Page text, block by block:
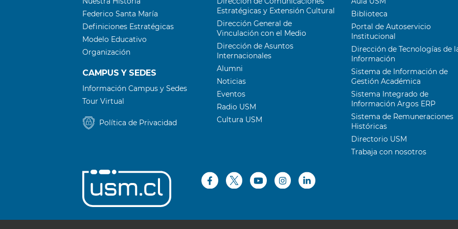
Federico Santa María
Definiciones Estratégicas
Modelo Educativo
Organización
CAMPUS Y SEDES
Información Campus y Sedes
Tour Virtual
Política de Privacidad
Estratégicas y Extensión Cultural
Dirección General de
Vinculación con el Medio
Dirección de Asuntos
Internacionales
Alumni
Noticias
Eventos
Radio USM
Cultura USM
Biblioteca
Portal de Autoservicio
Institucional
Dirección de Tecnologías de
Información
Sistema de Información de
Gestión Académica
Sistema Integrado de
Información Argos ERP
Sistema de Remuneraciones
Históricas
Directorio USM
Trabaja con nosotros